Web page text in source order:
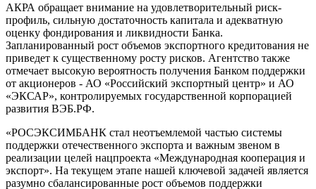
АКРА обращает внимание на удовлетворительный риск-
профиль, сильную достаточность капитала и адекватную
оценку фондирования и ликвидности Банка.
Запланированный рост объемов экспортного кредитования не
приведет к существенному росту рисков. Агентство также
отмечает высокую вероятность получения Банком поддержки
от акционеров - АО «Российский экспортный центр» и АО
«ЭКСАР», контролируемых государственной корпорацией
развития ВЭБ.РФ.
«РОСЭКСИМБАНК стал неотъемлемой частью системы
поддержки отечественного экспорта и важным звеном в
реализации целей нацпроекта «Международная кооперация и
экспорт». На текущем этапе нашей ключевой задачей является
разумно сбалансированные рост объемов поддержки